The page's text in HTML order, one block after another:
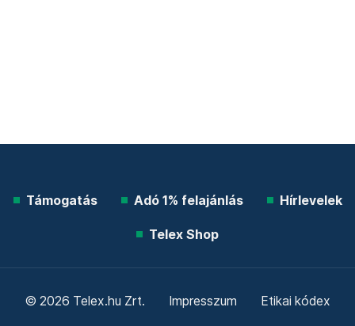
Támogatás Adó 1% felajánlás Hírlevelek
Telex Shop
© 2026 Telex.hu Zrt. Impresszum Etikai kódex